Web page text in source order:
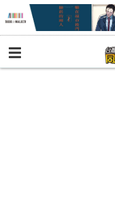
BOOKY書集倉庫